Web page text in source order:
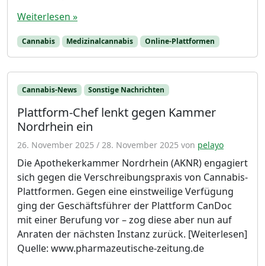
Weiterlesen »
Cannabis Medizinalcannabis Online-Plattformen
Cannabis-News Sonstige Nachrichten
Plattform-Chef lenkt gegen Kammer
Nordrhein ein
26. November 2025 / 28. November 2025 von pelayo
Die Apothekerkammer Nordrhein (AKNR) engagiert
sich gegen die Verschreibungspraxis von Cannabis-
Plattformen. Gegen eine einstweilige Verfügung
ging der Geschäftsführer der Plattform CanDoc
mit einer Berufung vor – zog diese aber nun auf
Anraten der nächsten Instanz zurück. [Weiterlesen]
Quelle: www.pharmazeutische-zeitung.de